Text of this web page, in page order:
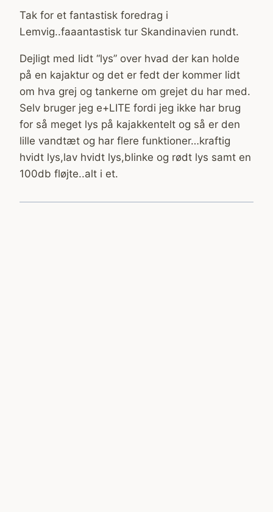
Tak for et fantastisk foredrag i
Lemvig..faaantastisk tur Skandinavien rundt.
Dejligt med lidt “lys” over hvad der kan holde
på en kajaktur og det er fedt der kommer lidt
om hva grej og tankerne om grejet du har med.
Selv bruger jeg e+LITE fordi jeg ikke har brug
for så meget lys på kajakkentelt og så er den
lille vandtæt og har flere funktioner…kraftig
hvidt lys,lav hvidt lys,blinke og rødt lys samt en
100db fløjte..alt i et.